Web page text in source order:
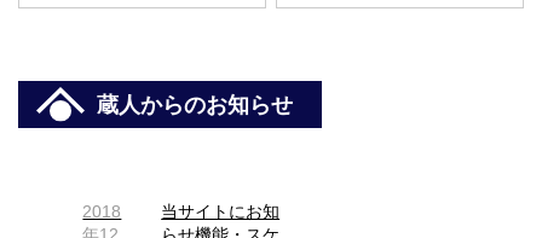
蔵人からのお知らせ
2018
当サイトにお知